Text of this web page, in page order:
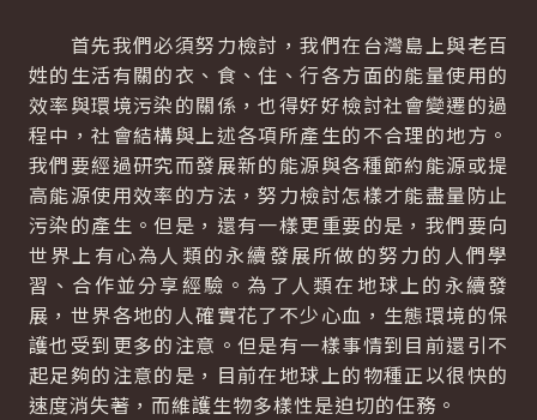
首先我們必須努力檢討，我們在台灣島上與老百
姓的生活有關的衣、食、住、行各方面的能量使用的
效率與環境污染的關係，也得好好檢討社會變遷的過
程中，社會結構與上述各項所產生的不合理的地方。
我們要經過研究而發展新的能源與各種節約能源或提
高能源使用效率的方法，努力檢討怎樣才能盡量防止
污染的產生。但是，還有一樣更重要的是，我們要向
世界上有心為人類的永續發展所做的努力的人們學
習、合作並分享經驗。為了人類在地球上的永續發
展，世界各地的人確實花了不少心血，生態環境的保
護也受到更多的注意。但是有一樣事情到目前還引不
起足夠的注意的是，目前在地球上的物種正以很快的
速度消失著，而維護生物多樣性是迫切的任務。